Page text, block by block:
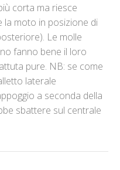
corta ma riesce
moto in posizione di
Le molle
fanno bene il loro
pure. NB: se come
laterale
a seconda della
sbattere sul centrale